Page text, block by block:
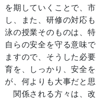
を期していくことで、
し、また、研修の対応
泳の授業そのものは、
自らの安全を守る意味
ますので、そうした必
育を、しっかり、安全
が、何よりも大事だと思
関係される方々は、